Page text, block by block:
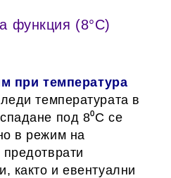
функция (8°C)
при температура
температурата в
под 8⁰C се
в режим на
както и евентуални